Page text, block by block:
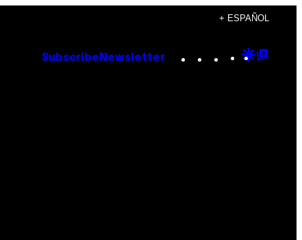
+ ESPAÑOL
Subscribe Newsletter Instagram
TikTok
YouTube
Google